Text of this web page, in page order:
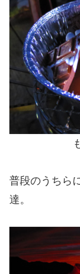
普段のうちら
達。